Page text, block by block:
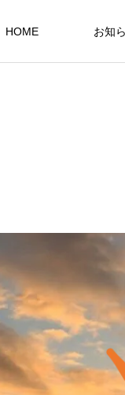
HOME お知
岡山の夏を味わう
り体験
天空の神域・剣山へ
四国の宝物！愛媛
わくシュノーケリン